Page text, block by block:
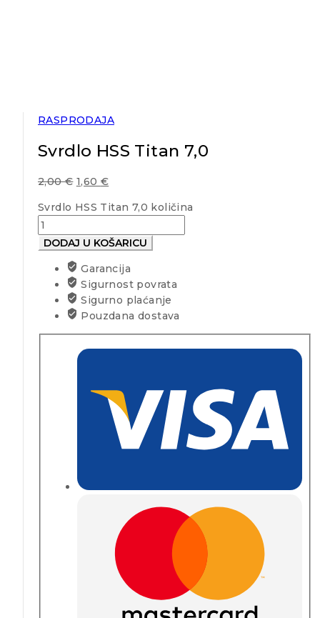
RASPRODAJA
Svrdlo HSS Titan 7,0
2,00€ 1,60 €
Svrdlo HSS Titan 7,0 količina
DODAJ U KOŠARICU
Garancija
Sigurnost povrata
Sigurno plaćanje
Pouzdana dostava